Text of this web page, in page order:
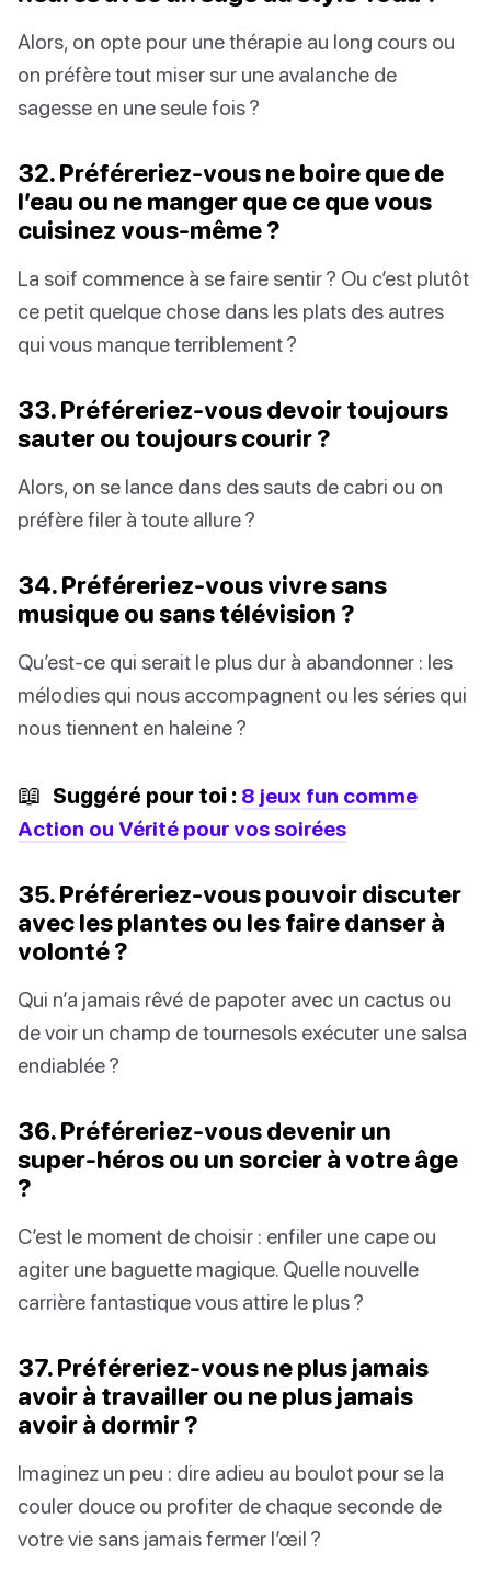
Alors, on opte pour une thérapie au long cours ou
on préfère tout miser sur une avalanche de
sagesse en une seule fois ?
32. Préféreriez-vous ne boire que de
l’eau ou ne manger que ce que vous
cuisinez vous-même ?
La soif commence à se faire sentir ? Ou c’est plutôt
ce petit quelque chose dans les plats des autres
qui vous manque terriblement ?
33. Préféreriez-vous devoir toujours
sauter ou toujours courir ?
Alors, on se lance dans des sauts de cabri ou on
préfère filer à toute allure ?
34. Préféreriez-vous vivre sans
musique ou sans télévision ?
Qu’est-ce qui serait le plus dur à abandonner : les
mélodies qui nous accompagnent ou les séries qui
nous tiennent en haleine ?
📖 Suggéré pour toi : 8 jeux fun comme
Action ou Vérité pour vos soirées
35. Préféreriez-vous pouvoir discuter
avec les plantes ou les faire danser à
volonté ?
Qui n’a jamais rêvé de papoter avec un cactus ou
de voir un champ de tournesols exécuter une salsa
endiablée ?
36. Préféreriez-vous devenir un
super-héros ou un sorcier à votre âge
?
C’est le moment de choisir : enfiler une cape ou
agiter une baguette magique. Quelle nouvelle
carrière fantastique vous attire le plus ?
37. Préféreriez-vous ne plus jamais
avoir à travailler ou ne plus jamais
avoir à dormir ?
Imaginez un peu : dire adieu au boulot pour se la
couler douce ou profiter de chaque seconde de
votre vie sans jamais fermer l’œil ?